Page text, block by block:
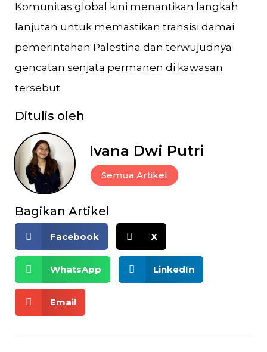
Komunitas global kini menantikan langkah
lanjutan untuk memastikan transisi damai
pemerintahan Palestina dan terwujudnya
gencatan senjata permanen di kawasan
tersebut.
Ditulis oleh
Ivana Dwi Putri
Semua Artikel
Bagikan Artikel
Facebook X
WhatsApp LinkedIn
Email